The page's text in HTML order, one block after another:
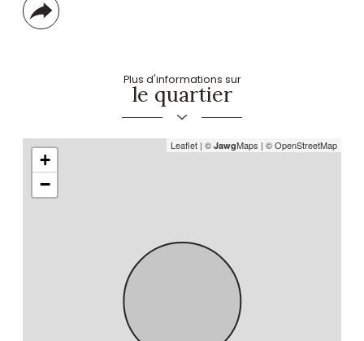
Plus
de
Plus d'informations sur
le quartier
+
−
Leaflet | © JawgMaps | © OpenStreetMap